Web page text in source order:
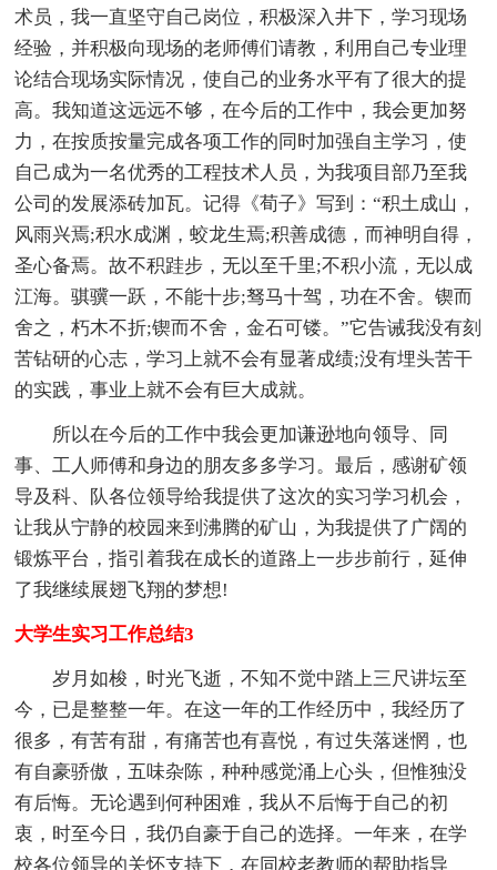
术员，我一直坚守自己岗位，积极深入井下，学习现场
经验，并积极向现场的老师傅们请教，利用自己专业理
论结合现场实际情况，使自己的业务水平有了很大的提
高。我知道这远远不够，在今后的工作中，我会更加努
力，在按质按量完成各项工作的同时加强自主学习，使
自己成为一名优秀的工程技术人员，为我项目部乃至我
公司的发展添砖加瓦。记得《荀子》写到：“积土成山，
风雨兴焉;积水成渊，蛟龙生焉;积善成德，而神明自得，
圣心备焉。故不积跬步，无以至千里;不积小流，无以成
江海。骐骥一跃，不能十步;驽马十驾，功在不舍。锲而
舍之，朽木不折;锲而不舍，金石可镂。”它告诫我没有刻
苦钻研的心志，学习上就不会有显著成绩;没有埋头苦干
的实践，事业上就不会有巨大成就。
所以在今后的工作中我会更加谦逊地向领导、同
事、工人师傅和身边的朋友多多学习。最后，感谢矿领
导及科、队各位领导给我提供了这次的实习学习机会，
让我从宁静的校园来到沸腾的矿山，为我提供了广阔的
锻炼平台，指引着我在成长的道路上一步步前行，延伸
了我继续展翅飞翔的梦想!
大学生实习工作总结3
岁月如梭，时光飞逝，不知不觉中踏上三尺讲坛至
今，已是整整一年。在这一年的工作经历中，我经历了
很多，有苦有甜，有痛苦也有喜悦，有过失落迷惘，也
有自豪骄傲，五味杂陈，种种感觉涌上心头，但惟独没
有后悔。无论遇到何种困难，我从不后悔于自己的初
衷，时至今日，我仍自豪于自己的选择。一年来，在学
校各位领导的关怀支持下，在同校老教师的帮助指导